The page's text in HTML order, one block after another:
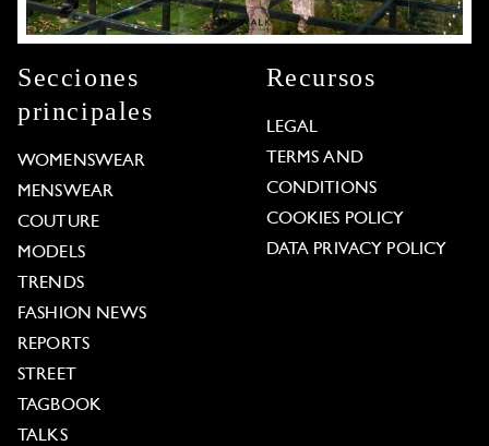
Secciones
principales
WOMENSWEAR
MENSWEAR
COUTURE
MODELS
TRENDS
FASHION NEWS
REPORTS
STREET
TAGBOOK
TALKS
Recursos
LEGAL
TERMS AND
CONDITIONS
COOKIES POLICY
DATA PRIVACY POLICY